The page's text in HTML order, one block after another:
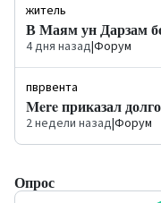
житель
В Маям ун Дарзам
4 дня назад|Форум
пврвента
Mere приказал
2 недели назад|Форум
Опрос